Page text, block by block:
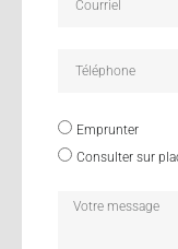
Emprunter
Consulter sur